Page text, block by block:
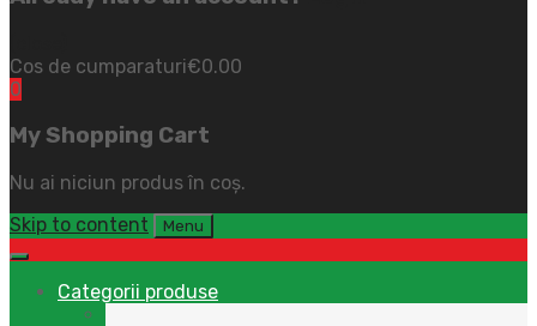
Cos de cumparaturi€0.00
0
My Shopping Cart
Nu ai niciun produs în coș.
Skip to content
Menu
Categorii produse